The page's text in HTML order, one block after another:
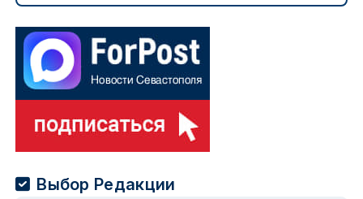
Выбор Редакции